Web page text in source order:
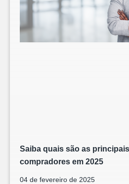
Saiba quais são as
compradores em 2025
04 de fevereiro de 2025